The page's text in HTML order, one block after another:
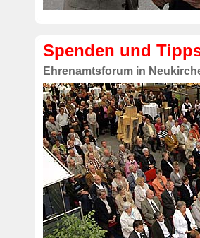
Spenden und
Ehrenamtsforum in